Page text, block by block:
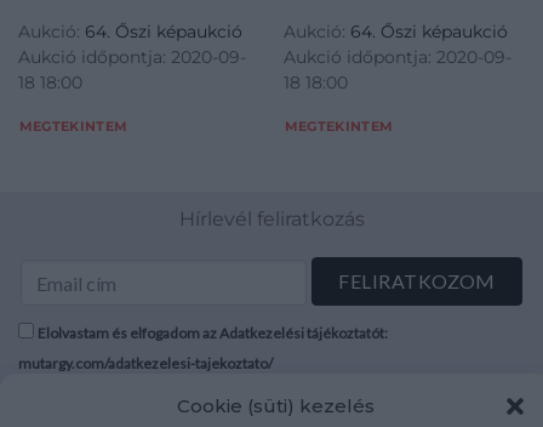
Cookie (süti) kezelés
Aukció: 64. Őszi képaukció
Aukció időpontja: 2020-09-
18 18:00
MEGTEKINTEM
Aukció: 64. Őszi képaukció
Aukció időpontja: 2020-09-
18 18:00
MEGTEKINTEM
Hírlevél feliratkozás
Elolvastam és elfogadom az Adatkezelési tájékoztatót:
mutargy.com/adatkezelesi-tajekoztato/